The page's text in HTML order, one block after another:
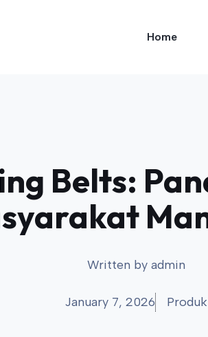
Home
Belts:
Written by admin
January 7, 2026 Produk